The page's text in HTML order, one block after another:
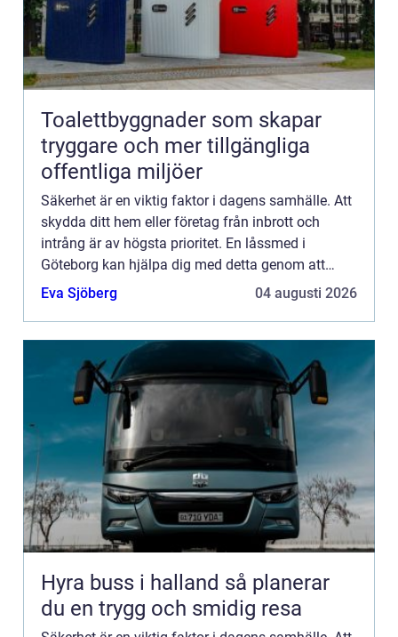
Toalettbyggnader som skapar
tryggare och mer tillgängliga
offentliga miljöer
Säkerhet är en viktig faktor i dagens samhälle. Att
skydda ditt hem eller företag från inbrott och
intrång är av högsta prioritet. En låssmed i
Göteborg kan hjälpa dig med detta genom att
s&au...
Eva Sjöberg 04 augusti 2026
Hyra buss i halland så planerar
du en trygg och smidig resa